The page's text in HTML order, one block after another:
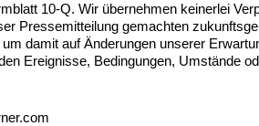
10-Q. Wir übernehmen keinerlei
Pressemitteilung gemachten
damit auf Änderungen unserer
Ereignisse, Bedingungen, Umstände